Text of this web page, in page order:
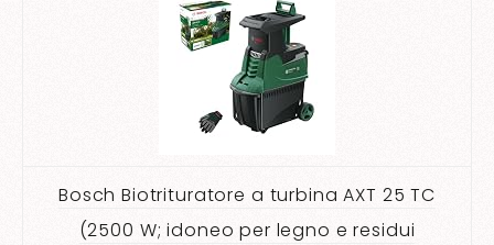
Bosch Biotrituratore a turbina AXT 25 TC
(2500 W; idoneo per legno e residui